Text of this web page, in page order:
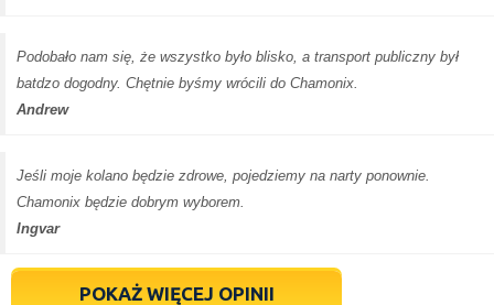
Podobało nam się, że wszystko było blisko, a transport publiczny był
batdzo dogodny. Chętnie byśmy wrócili do Chamonix.
Andrew
Jeśli moje kolano będzie zdrowe, pojedziemy na narty ponownie.
Chamonix będzie dobrym wyborem.
Ingvar
POKAŻ WIĘCEJ OPINII